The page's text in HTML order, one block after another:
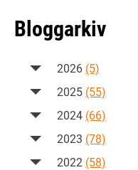
Bloggarkiv
2026 (5)
2025 (55)
2024 (66)
2023 (78)
2022 (58)